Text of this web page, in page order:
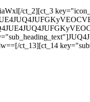
ct_2][ct_3
ct_13][ct_14